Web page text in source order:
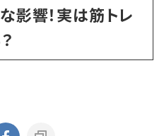
影響！実は筋トレ